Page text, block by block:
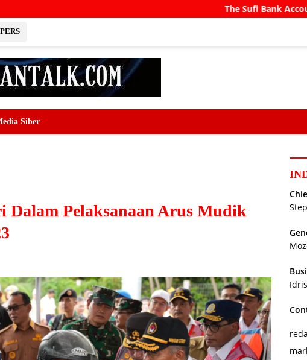
The Sufi Bank Account Prabowo
Siber
Dalam Pelaksanaan Arus Mudik